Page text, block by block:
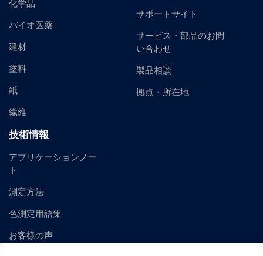
化学品
バイオ医薬
建材
塗料
紙
繊維
技術情報
アプリケーションノー
ト
測定方法
色測定用語集
お客様の声
サポートサイト
サービス・部品のお問
い合わせ
製品相談
拠点・所在地